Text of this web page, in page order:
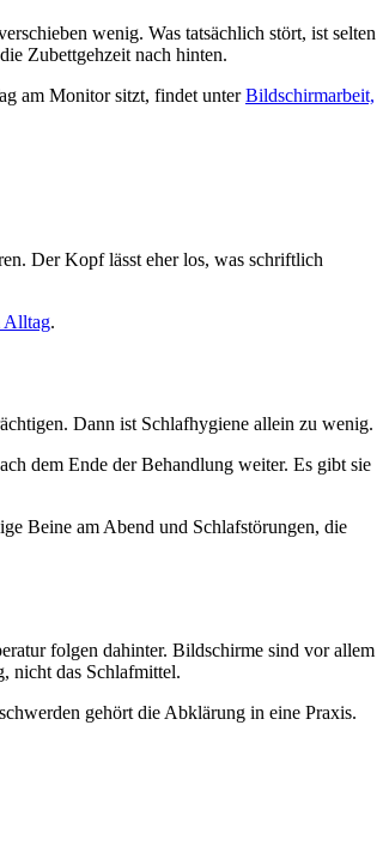
wenig. Was tatsächlich stört, ist selten
Zubettgehzeit nach hinten.
am Monitor sitzt, findet unterBildschirmarbeit,
Der Kopf lässt eher los, was schriftlich
Alltag.
Dann ist Schlafhygiene allein zu wenig.
dem Ende der Behandlung weiter. Es gibt sie
Beine am Abend und Schlafstörungen, die
folgen dahinter. Bildschirme sind vor allem
nicht das Schlafmittel.
gehört die Abklärung in eine Praxis.